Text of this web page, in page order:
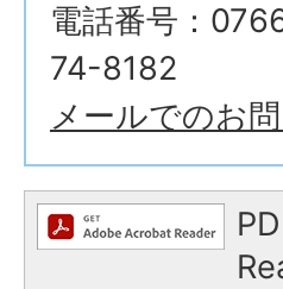
電話番号：
74-8182
メールでのお